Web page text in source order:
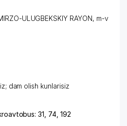
ULUGBEKSKIY RAYON, m-v
dam olish kunlarisiz
31, 74, 192